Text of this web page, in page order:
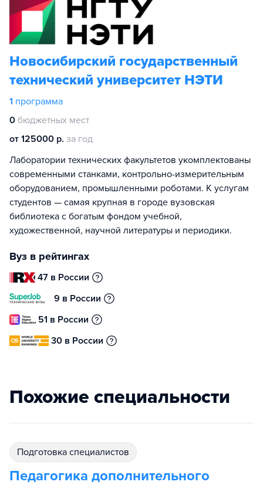
Новосибирский государственный
технический университет НЭТИ
1 программа
0 бюджетных мест
от 125000 р. за год
Лаборатории технических факультетов укомплектованы
современными станками, контрольно-измерительным
оборудованием, промышленными роботами. К услугам
студентов — самая крупная в городе вузовская
библиотека с богатым фондом учебной,
художественной, научной литературы и периодики.
Вуз в рейтингах
47 в России
9 в России
51 в России
30 в России
Похожие специальности
подготовка специалистов
Педагогика дополнительного